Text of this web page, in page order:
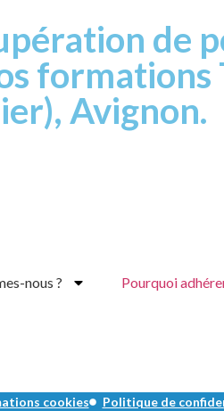
de
formations
Avignon.
nous ? Pourquoi
cookies Politique de